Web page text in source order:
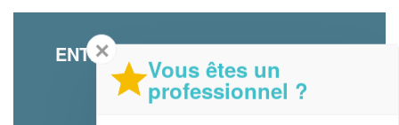
ENTREPRISE CANTIN EMMANUEL
60 Rue Henri Dunant
62400 Bethune
✕
Vous êtes un
professionnel ?